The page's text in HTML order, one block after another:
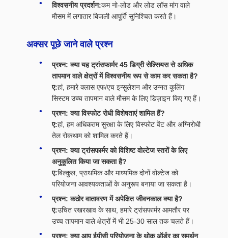
विश्वसनीय प्रदर्शन:कम नो-लोड और लोड लॉस मांग वाले
मौसम में लगातार बिजली आपूर्ति सुनिश्चित करते हैं।
अक्सर पूछे जाने वाले प्रश्न
प्रश्न: क्या यह ट्रांसफार्मर 45 डिग्री सेल्सियस से अधिक
तापमान वाले क्षेत्रों में विश्वसनीय रूप से काम कर सकता है?
ए:हां, हमारे क्लास एफ/एच इन्सुलेशन और उन्नत कूलिंग
सिस्टम उच्च तापमान वाले मौसम के लिए डिज़ाइन किए गए हैं।
प्रश्न: क्या विस्फोट रोधी विशेषताएं शामिल हैं?
ए:हां, हम अधिकतम सुरक्षा के लिए विस्फोट वेंट और अग्निरोधी
तेल रोकथाम को शामिल करते हैं।
प्रश्न: क्या ट्रांसफार्मर को विशिष्ट वोल्टेज स्तरों के लिए
अनुकूलित किया जा सकता है?
ए:बिल्कुल, प्राथमिक और माध्यमिक दोनों वोल्टेज को
परियोजना आवश्यकताओं के अनुरूप बनाया जा सकता है।
प्रश्न: कठोर वातावरण में अपेक्षित जीवनकाल क्या है?
ए:उचित रखरखाव के साथ, हमारे ट्रांसफार्मर आमतौर पर
उच्च तापमान वाले क्षेत्रों में भी 25-30 साल तक चलते हैं।
प्रश्न: क्या आप ईपीसी परियोजना के थोक ऑर्डर का समर्थन